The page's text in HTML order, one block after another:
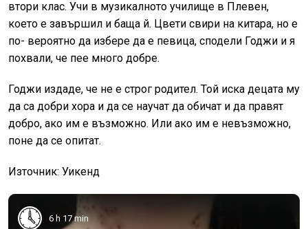
втори клас. Учи в музикалното училище в Плевен,
което е завършил и баща й. Цвети свири на китара, но е
по- вероятно да избере да е певица, сподели Годжи и я
похвали, че пее много добре.
Годжи издаде, че не е строг родител. Той иска децата му
да са добри хора и да се научат да обичат и да правят
добро, ако им е възможно. Или ако им е невъзможно,
поне да се опитат.
Източник: Уикенд
6 h 17 min